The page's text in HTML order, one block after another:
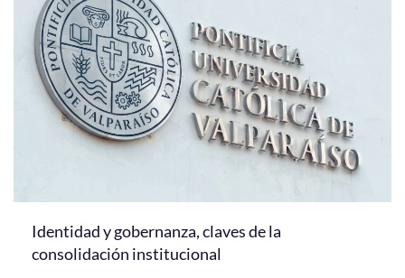
Identidad y gobernanza, claves de la
consolidación institucional